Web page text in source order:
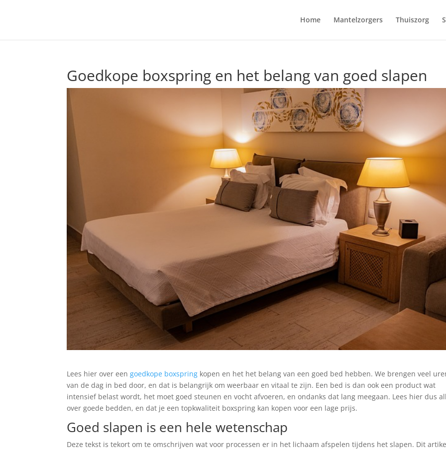
Home Mantelzorgers Thuiszorg
Goedkope boxspring en het belang van goed slapen
Lees hier over eengoedkope boxspring kopen en het het belang van een goed bed hebben. We brengen veel
van de dag in bed door, en dat is belangrijk om weerbaar en vitaal te zijn. Een bed is dan ook een product wat
intensief belast wordt, het moet goed steunen en vocht afvoeren, en ondanks dat lang meegaan. Lees hier dus
over goede bedden, en dat je een topkwaliteit boxspring kan kopen voor een lage prijs.
Goed slapen is een hele wetenschap
Deze tekst is tekort om te omschrijven wat voor processen er in het lichaam afspelen tijdens het slapen. Dit